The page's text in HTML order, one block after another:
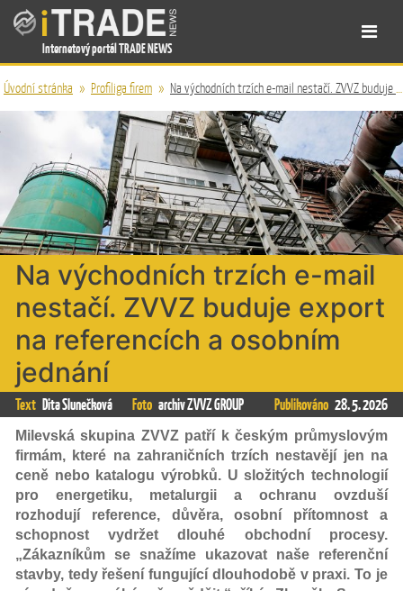
Internetový portál TRADE NEWS
Úvodní stránka » Profiliga firem » Na východních trzích e-mail nestačí. ZVVZ buduje export na referencích a osobním jednání
Na východních trzích e-mail
nestačí. ZVVZ buduje export
na referencích a osobním
jednání
Text Dita Slunečková Foto archiv ZVVZ GROUP Publikováno 28. 5. 2026
Milevská skupina ZVVZ patří k českým průmyslovým
firmám, které na zahraničních trzích nestavějí jen na
ceně nebo katalogu výrobků. U složitých technologií
pro energetiku, metalurgii a ochranu ovzduší
rozhodují reference, důvěra, osobní přítomnost a
schopnost vydržet dlouhé obchodní procesy.
„Zákazníkům se snažíme ukazovat naše referenční
stavby, tedy řešení fungující dlouhodobě v praxi. To je